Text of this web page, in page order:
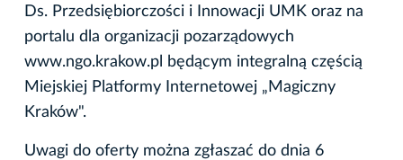
Ds. Przedsiębiorczości i Innowacji UMK oraz na
portalu dla organizacji pozarządowych
www.ngo.krakow.pl będącym integralną częścią
Miejskiej Platformy Internetowej „Magiczny
Kraków".
Uwagi do oferty można zgłaszać do dnia 6